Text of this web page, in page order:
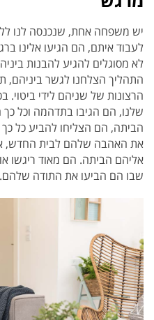
יש משפחה אחת, שנכנסה לנו
לעבוד איתם, הם הגיעו אלינו
לא מסוגלים להגיע להבנות
התהליך הצלחנו לגשר ביניהם,
הרצונות של שניהם לידי
שלנו, הם הגיבו בתדהמה וכל
הביתה, הם הצליחו להביע כל
את האהבה שלהם לבית החדש,
אליהם הביתה. הם מאוד ריגשו
שבו הם הביעו את התודה שלהם.